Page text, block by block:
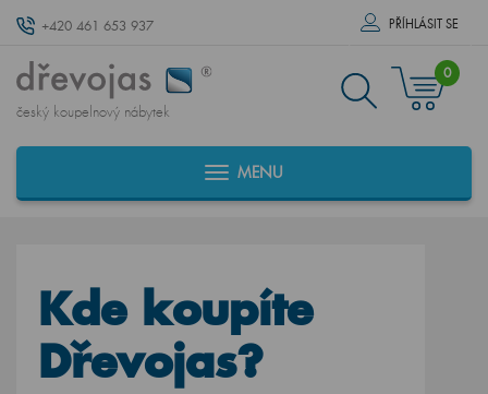
+420 461 653 937 PŘÍHLÁSIT SE
český koupelnový nábytek
0
MENU
Kde koupíte
Dřevojas?